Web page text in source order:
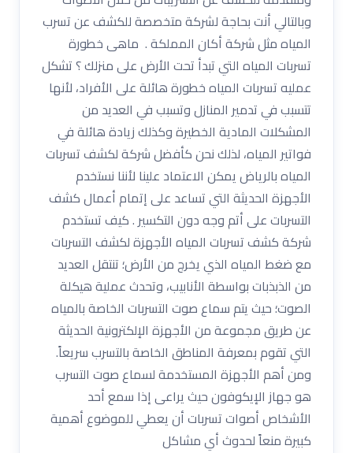
وبالتالي أنت بحاجة لشركة متخصصة للكشف عن تسرب
المياه مثل شركة أكان المملكة . ماهى خطورة
تسربات المياه التي تبدأ تحت الأرض على منزلك ؟ تشكل
عمليه تسربات المياه خطورة هائلة على الأفراد، لأنها
تتسبب في تدمير المنازل وتسبب في العديد من
المشكلات المادية الخطيرة وكذلك زيادة هائلة في
فواتير المياه، لذلك نحن كأفضل شركة لكشف تسربات
المياه بالرياض يمكن الاعتماد علينا لأننا نستخدم
الأجهزة الحديثة التي تساعد على إتمام أعمال كشف
التسربات على أتم وجه دون التكسير . كيف تستخدم
شركة كشف تسربات المياه الأجهزة لكشف التسربات
مع ضغط المياه الذي يخرج من الأرض؛ تنتقل العديد
من الذبذبات بواسطة الأنابيب، وتحدث عملية هيكلة
الصوت؛ حيث يتم سماع صوت التسربات الخاصة بالمياه
عن طريق مجموعة من الأجهزة الإلكترونية الحديثة
التي تقوم بمعرفة المناطق الخاصة بالتسرب سريعاً.
ومن أهم الأجهزة المستخدمة لسماع صوت التسرب
هو جهاز الإيكوفون حيث يراعى إذا سمع أحد
الأشخاص أصوات تسربات أن يعطي للموضوع أهمية
كبيرة منعاً لحدوث أي مشاكل